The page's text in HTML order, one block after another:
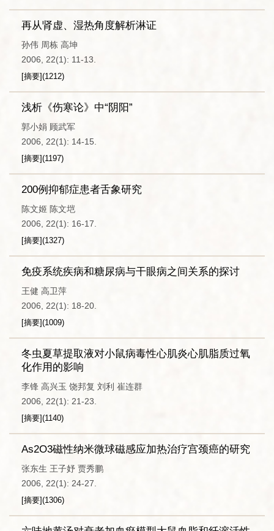
再从肾虚、湿热角度解析淋证
孙伟 周栋 高坤
2006, 22(1): 11-13.
[摘要](1212)
浅析《伤寒论》中“阴阳”
郭小娟 顾武军
2006, 22(1): 14-15.
[摘要](1197)
200例抑郁症患者舌象研究
陈文姬 陈文垲
2006, 22(1): 16-17.
[摘要](1327)
免疫系统疾病和糖尿病与干眼病之间关系的探讨
王健 高卫萍
2006, 22(1): 18-20.
[摘要](1009)
冬虫夏草提取液对小鼠病毒性心肌炎心肌脂质过氧
化作用的影响
李锋 高兴玉 饶邦复 刘利 崔连群
2006, 22(1): 21-23.
[摘要](1140)
As2O3磁性纳米微球磁感应加热治疗宫颈癌的研究
张东生 王子妤 贾秀鹏
2006, 22(1): 24-27.
[摘要](1306)